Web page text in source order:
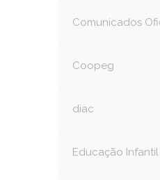
Comunicados
Coopeg
diac
Educação Infantil